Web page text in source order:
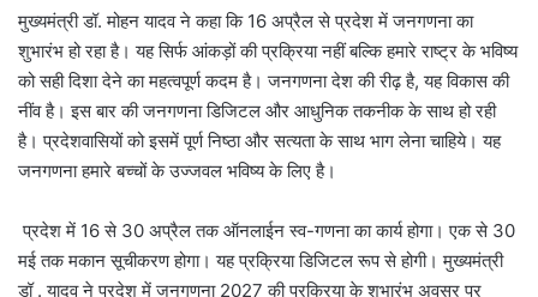
मुख्यमंत्री डॉ. मोहन यादव ने कहा कि 16 अप्रैल से प्रदेश में जनगणना का
शुभारंभ हो रहा है। यह सिर्फ आंकड़ों की प्रक्रिया नहीं बल्कि हमारे राष्ट्र के भविष्य
को सही दिशा देने का महत्वपूर्ण कदम है। जनगणना देश की रीढ़ है, यह विकास की
नींव है। इस बार की जनगणना डिजिटल और आधुनिक तकनीक के साथ हो रही
है। प्रदेशवासियों को इसमें पूर्ण निष्ठा और सत्यता के साथ भाग लेना चाहिये। यह
जनगणना हमारे बच्चों के उज्जवल भविष्य के लिए है।
प्रदेश में 16 से 30 अप्रैल तक ऑनलाईन स्व-गणना का कार्य होगा। एक से 30
मई तक मकान सूचीकरण होगा। यह प्रक्रिया डिजिटल रूप से होगी। मुख्यमंत्री
डॉ . यादव ने प्रदेश में जनगणना 2027 की प्रक्रिया के शुभारंभ अवसर पर